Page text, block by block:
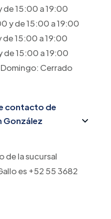
de 15:00 a 19:00
y de 15:00 a 19:00
de 15:00 a 19:00
de 15:00 a 19:00
Cerrado
contacto de
González
la sucursal
es +52 55 3682